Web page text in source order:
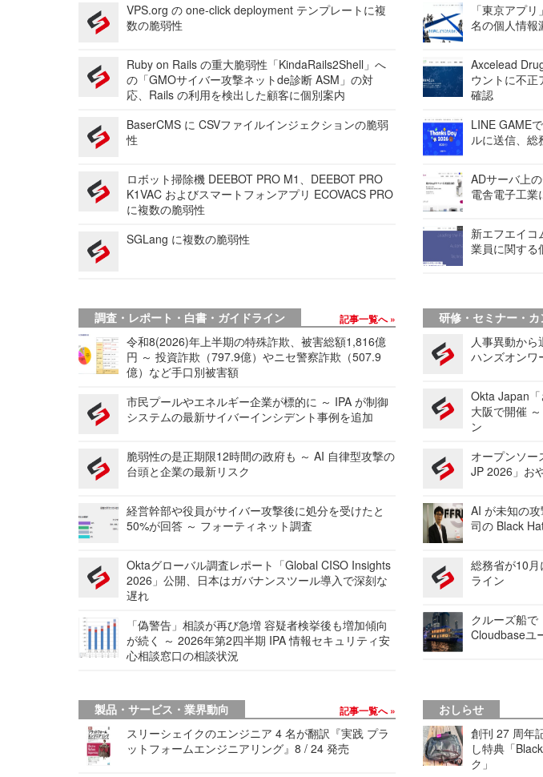
VPS.org の one-click deployment テンプレートに複
数の脆弱性
Ruby on Rails の重大脆弱性「KindaRails2Shell」へ
の「GMOサイバー攻撃ネットde診断 ASM」の対
応、Rails の利用を検出した顧客に個別案内
BaserCMS に CSVファイルインジェクションの脆弱
性
ロボット掃除機 DEEBOT PRO M1、DEEBOT PRO
K1VAC およびスマートフォンアプリ ECOVACS PRO
に複数の脆弱性
SGLang に複数の脆弱性
「東京アプ
名の個人情報
Axcelead
ウントに不正
確認
LINE GAME
ルに送信、
ADサーバ上
電舎電子工業
新エフエイコ
業員に関する
調査・レポート・白書・ガイドライン 記事一覧へ
令和8(2026)年上半期の特殊詐欺、被害総額1,816億
円 ～ 投資詐欺（797.9億）やニセ警察詐欺（507.9
億）など手口別被害額
市民プールやエネルギー企業が標的に ～ IPA が制御
システムの最新サイバーインシデント事例を追加
脆弱性の是正期限12時間の政府も ～ AI 自律型攻撃の
台頭と企業の最新リスク
経営幹部や役員がサイバー攻撃後に処分を受けたと
50%が回答 ～ フォーティネット調査
Oktaグローバル調査レポート「Global CISO Insights
2026」公開、日本はガバナンスツール導入で深刻な
遅れ
「偽警告」相談が再び急増 容疑者検挙後も増加傾向
が続く ～ 2026年第2四半期 IPA 情報セキュリティ安
心相談窓口の相談状況
研修・セミナー・
人事異動から
ハンズオンワ
Okta Japan
大阪で開催
ン
オープンソー
JP 2026」お
AI が未知の
司の Black
総務省が10
ライン
クルーズ船で
Cloudbaseユ
製品・サービス・業界動向 記事一覧へ
スリーシェイクのエンジニア 4 名が翻訳『実践 プラ
ットフォームエンジニアリング』8 / 24 発売
おしらせ
創刊 27 周年
し特典「
ク」